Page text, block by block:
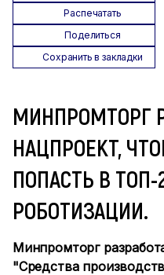
Распечатать
Поделиться
Сохранить в закладки
МИНПРОМТОРГ
НАЦПРОЕКТ,
ПОПАСТЬ В ТОП-
РОБОТИЗАЦИИ.
Минпромторг
"Средства